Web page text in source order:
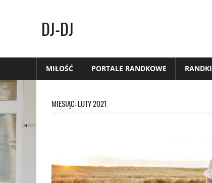
DJ-DJ
MIŁOŚĆ PORTALE RANDKOWE RANDKI
MIESIĄC:LUTY 2021